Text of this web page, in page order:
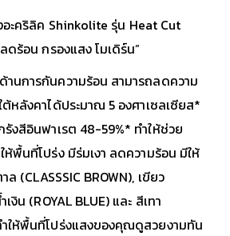
ะคริลิค Shinkolite รุ่น Heat Cut
ร้อน กรองแสง โมเดิร์น”
นการกันความร้อน สามารถลดความ
หลังคาได้ประมาณ 5 องศาเซลเซียส*
งสีอินฟาเรต 48-59%* ทำให้ช่วย
ห้พื้นที่โปร่ง มีร่มเงา ลดความร้อน มีให้
(CLASSSIC BROWN), เขียว
เงิน (ROYAL BLUE) และ สีเทา
ำให้พื้นที่โปร่งแสงของคุณดูสวยงามทัน